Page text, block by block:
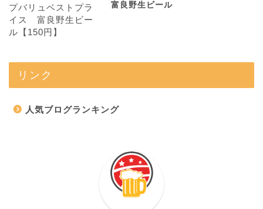
富良野生ビール
リンク
人気ブログランキング